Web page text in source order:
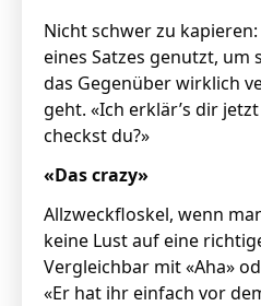
Nicht schwer zu
eines Satzes genutzt, um
das Gegenüber wirklich
geht. «Ich erklär’s dir
checkst du?»
«Das crazy»
Allzweckfloskel, wenn
keine Lust auf eine
Vergleichbar mit «Aha»
«Er hat ihr einfach vor